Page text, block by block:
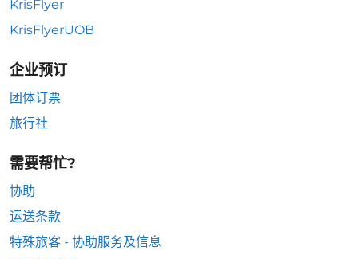
KrisFlyer
KrisFlyerUOB
企业预订
团体订票
旅行社
需要帮忙?
协助
运送条款
特殊旅客 - 协助服务及信息